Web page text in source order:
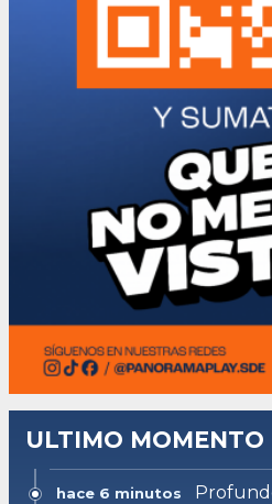
ULTIMO MOMENTO
hace 6 minutos